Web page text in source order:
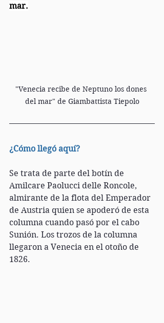
mar.
"Venecia recibe de Neptuno los dones
del mar" de Giambattista Tiepolo
¿Cómo llegó aquí?
Se trata de parte del botín de
Amilcare Paolucci delle Roncole,
almirante de la flota del Emperador
de Austria quien se apoderó de esta
columna cuando pasó por el cabo
Sunión. Los trozos de la columna
llegaron a Venecia en el otoño de
1826.